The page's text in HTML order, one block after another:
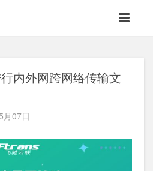
内外网跨网络传输文
月07日